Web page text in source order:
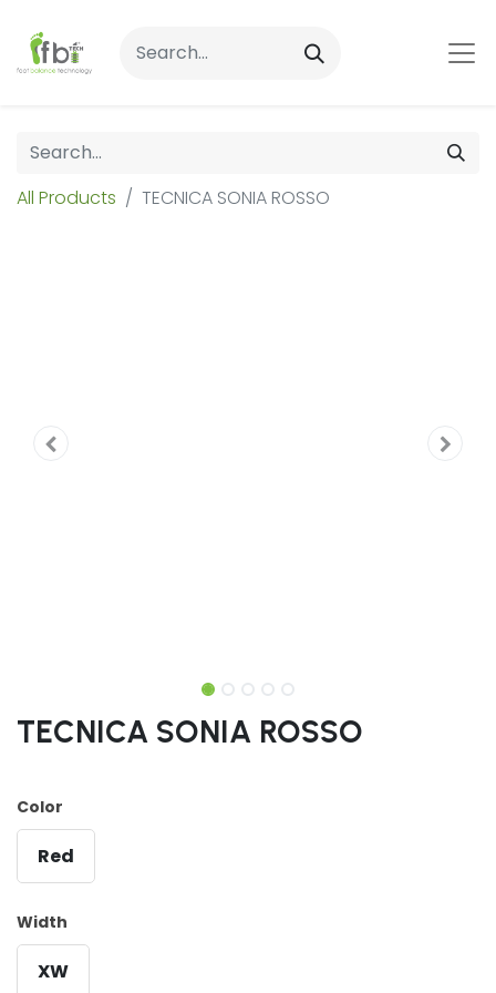
All Products TECNICA SONIA ROSSO
TECNICA SONIA ROSSO
Color
Red
Width
XW